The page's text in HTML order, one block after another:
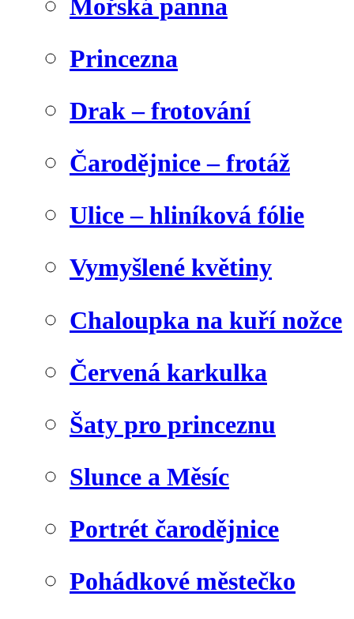
Mořská panna
Princezna
Drak – frotování
Čarodějnice – frotáž
Ulice – hliníková fólie
Vymyšlené květiny
Chaloupka na kuří nožce
Červená karkulka
Šaty pro princeznu
Slunce a Měsíc
Portrét čarodějnice
Pohádkové městečko